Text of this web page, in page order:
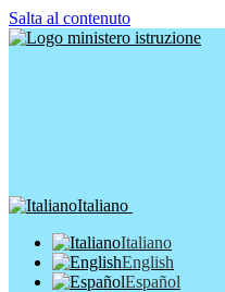
Salta al contenuto
Italiano
Italiano
English
Español